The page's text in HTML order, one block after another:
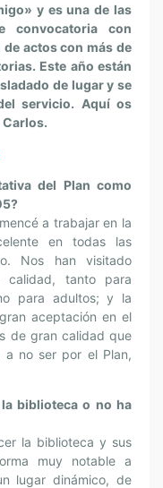
y es una de las
convocatoria con
actos con más de
Este año están
de lugar y se
servicio. Aquí os
Carlos.
del Plan como
a trabajar en la
en todas las
Nos han visitado
calidad, tanto para
para adultos; y la
aceptación en el
de gran calidad que
a no ser por el Plan,
biblioteca o no ha
la biblioteca y sus
muy notable a
lugar dinámico, de